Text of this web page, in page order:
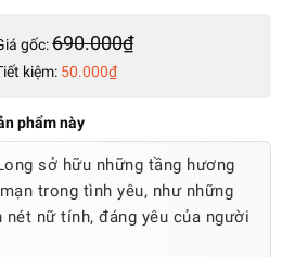
gốc:690.000₫
kiệm: 50.000₫
phẩm này
sở hữu những tầng hương
trong tình yêu, như những
nữ tính, đáng yêu của người